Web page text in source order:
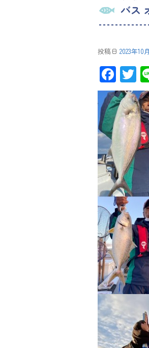
バス
投稿日 2023年10
F
ac
e
b
o
ok
T
tt